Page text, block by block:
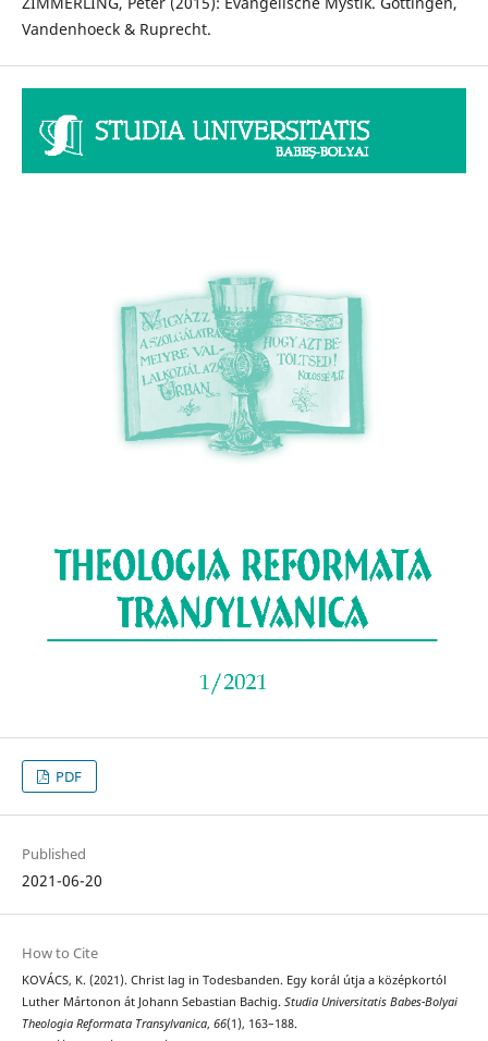
Vandenhoeck & Ruprecht.
PDF
Published
2021-06-20
How to Cite
KOVÁCS, K. (2021). Christ lag in Todesbanden. Egy korál útja a középkortól
Luther Mártonon át Johann Sebastian Bachig. Studia Universitatis Babes-Bolyai
Theologia Reformata Transylvanica, 66(1), 163–188.